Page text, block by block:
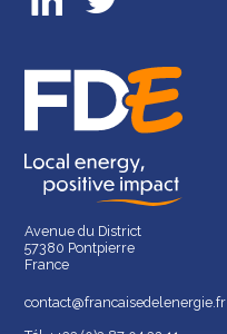
Avenue du District
57380 Pontpierre
France
contact@francaisedelenergie.fr